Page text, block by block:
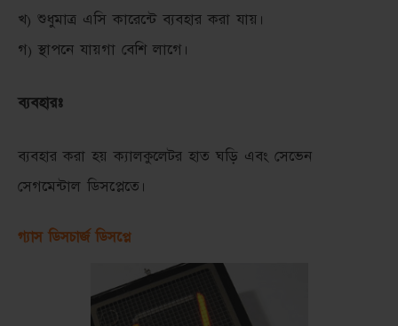
খ) শুধুমাত্র এসি কারেন্টে ব্যবহার করা যায়।
গ) স্থাপনে যায়গা বেশি লাগে।
ব্যবহারঃ
ব্যবহার করা হয় ক্যালকুলেটর হাত ঘড়ি এবং সেভেন
সেগমেন্টাল ডিসপ্লেতে।
গ্যাস ডিসচার্জ ডিসপ্লে